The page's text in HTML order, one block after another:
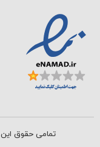
تمامی حقوق